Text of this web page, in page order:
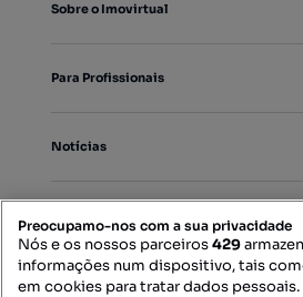
Sobre o Imovirtual
Para Profissionais
Notícias
Mapa do Site
Preocupamo-nos com a sua privacidade
Nós e os nossos parceiros429
informações num dispositivo, tais
em cookies para tratar dados